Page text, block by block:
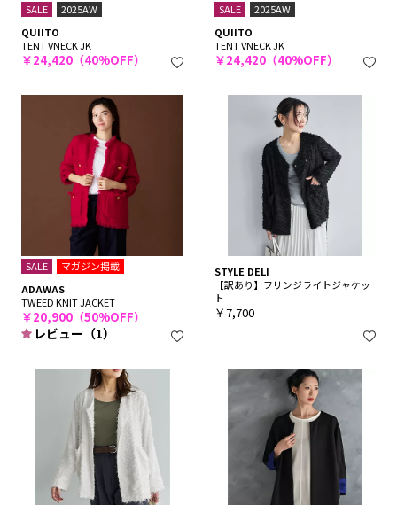
SALE
2025AW
QUIITO
TENT VNECK JK
￥24,420（40%OFF）
SALE
2025AW
QUIITO
TENT VNECK JK
￥24,420（40%OFF）
SALE
マガジン掲載
ADAWAS
TWEED KNIT JACKET
￥20,900（50%OFF）
レビュー（1）
STYLE DELI
【訳あり】フリンジライトジャケッ
ト
￥7,700